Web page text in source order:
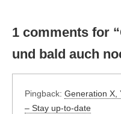
1 comments for “
und bald auch
Pingback: Generation X,
– Stay up-to-date